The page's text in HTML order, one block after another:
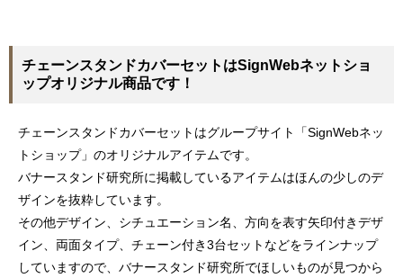
チェーンスタンドカバーセットはSignWebネットショ
ップオリジナル商品です！
チェーンスタンドカバーセットはグループサイト「SignWebネッ
トショップ」のオリジナルアイテムです。
バナースタンド研究所に掲載しているアイテムはほんの少しのデ
ザインを抜粋しています。
その他デザイン、シチュエーション名、方向を表す矢印付きデザ
イン、両面タイプ、チェーン付き3台セットなどをラインナップ
していますので、バナースタンド研究所でほしいものが見つから